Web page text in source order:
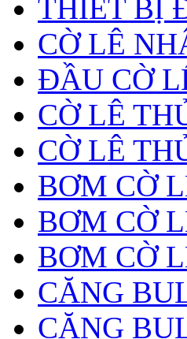
THIẾT BỊ
CỜ LÊ
ĐẦU CỜ
CỜ LÊ
CỜ LÊ
BƠM CỜ
BƠM CỜ
BƠM CỜ
CĂNG
CĂNG